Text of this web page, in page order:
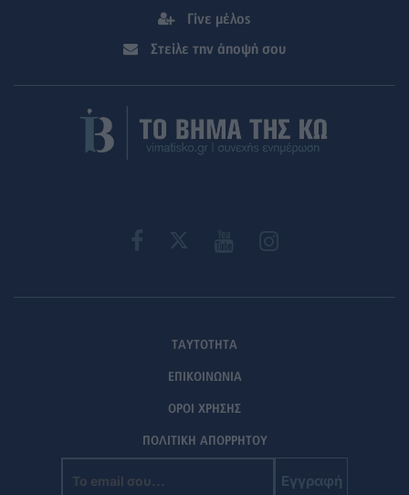
Γίνε μέλος
Στείλε την άποψή σου
ΤΑΥΤΟΤΗΤΑ
ΕΠΙΚΟΙΝΩΝΙΑ
ΟΡΟΙ ΧΡΗΣΗΣ
ΠΟΛΙΤΙΚΗ ΑΠΟΡΡΗΤΟΥ
Εγγραφή